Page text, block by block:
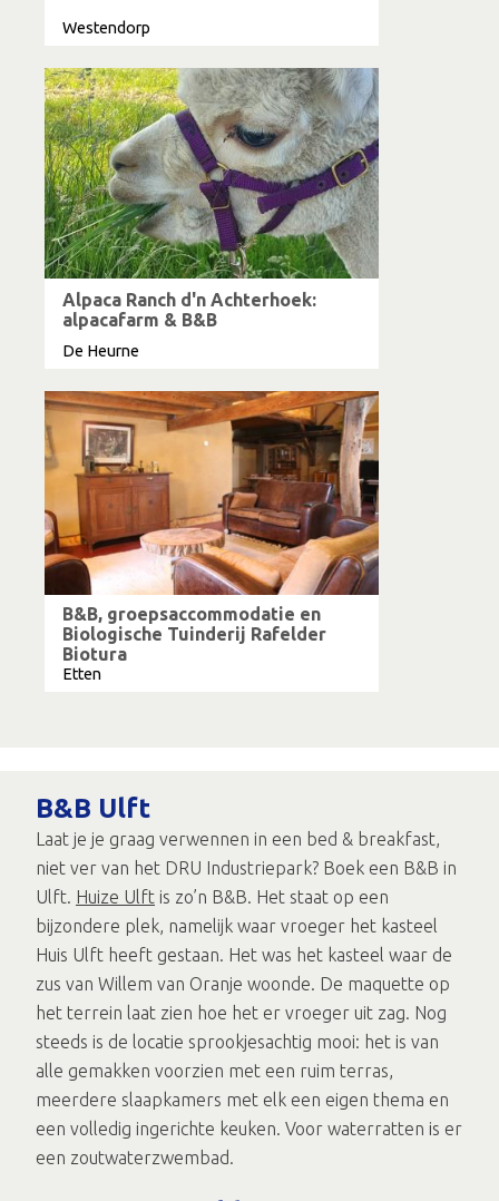
Westendorp
Alpaca Ranch d'n Achterhoek:
alpacafarm & B&B
De Heurne
B&B, groepsaccommodatie en
Biologische Tuinderij Rafelder
Biotura
Etten
B&B Ulft
Laat je je graag verwennen in een bed & breakfast,
niet ver van het DRU Industriepark? Boek een B&B in
Ulft. Huize Ulft is zo’n B&B. Het staat op een
bijzondere plek, namelijk waar vroeger het kasteel
Huis Ulft heeft gestaan. Het was het kasteel waar de
zus van Willem van Oranje woonde. De maquette op
het terrein laat zien hoe het er vroeger uit zag. Nog
steeds is de locatie sprookjesachtig mooi: het is van
alle gemakken voorzien met een ruim terras,
meerdere slaapkamers met elk een eigen thema en
een volledig ingerichte keuken. Voor waterratten is er
een zoutwaterzwembad.